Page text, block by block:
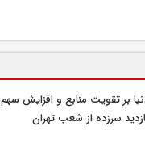
بر تقویت منابع و افزایش سهم
بازدید سرزده از شعب تهران